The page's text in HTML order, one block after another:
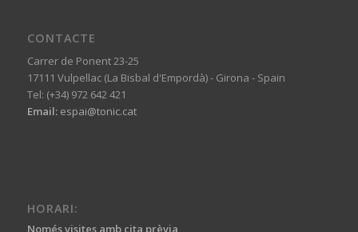
CONTACTE
Carrer de Ponent 23-25
17111 Vulpellac (La Bisbal d'Empordà) - Girona - Spain
Tel: (+34) 972 642 421
Email:espai@tonic.cat
HORARI:
Només visites amb cita prèvia